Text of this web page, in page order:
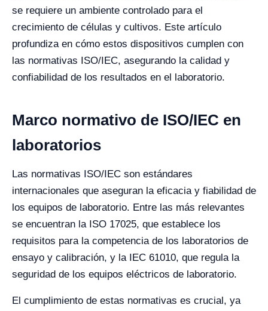
se requiere un ambiente controlado para el
crecimiento de células y cultivos. Este artículo
profundiza en cómo estos dispositivos cumplen con
las normativas ISO/IEC, asegurando la calidad y
confiabilidad de los resultados en el laboratorio.
Marco normativo de ISO/IEC en
laboratorios
Las normativas ISO/IEC son estándares
internacionales que aseguran la eficacia y fiabilidad de
los equipos de laboratorio. Entre las más relevantes
se encuentran la ISO 17025, que establece los
requisitos para la competencia de los laboratorios de
ensayo y calibración, y la IEC 61010, que regula la
seguridad de los equipos eléctricos de laboratorio.
El cumplimiento de estas normativas es crucial, ya